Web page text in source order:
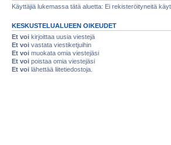
Käyttäjiä lukemassa tätä aluetta: Ei rekisteröityneitä
KESKUSTELUALUEEN OIKEUDET
Et voi kirjoittaa uusia viestejä
Et voi vastata viestiketjuihin
Et voi muokata omia viestejäsi
Et voi poistaa omia viestejäsi
Et voi lähettää liitetiedostoja.